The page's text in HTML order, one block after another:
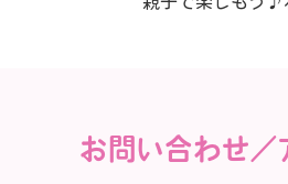
お問い合わせ／